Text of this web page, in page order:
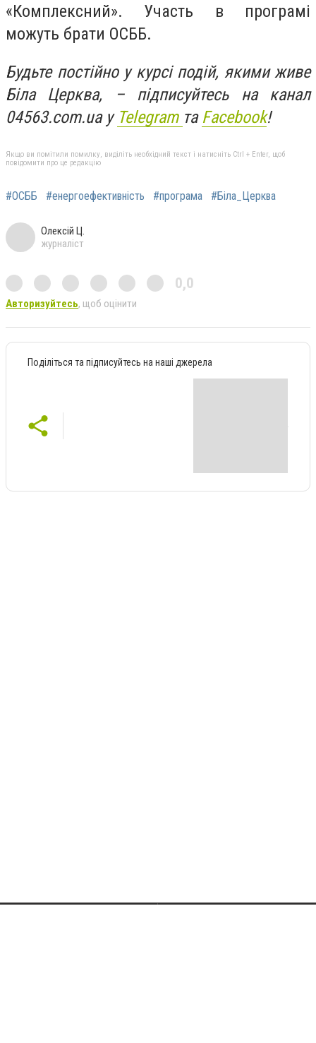
«Комплексний». Участь в програмі
можуть брати ОСББ.
Будьте постійно у курсі подій, якими живе
Біла Церква, – підписуйтесь на канал
04563.com.ua у Telegram та Facebook!
Якщо ви помітили помилку, виділіть необхідний текст і натисніть Ctrl + Enter, щоб
повідомити про це редакцію
#ОСББ #енергоефективність #програма #Біла_Церква
Олексій Ц.
журналіст
0,0
Авторизуйтесь, щоб оцінити
Поділіться та підписуйтесь на наші джерела